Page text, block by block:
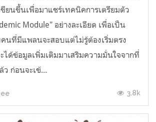
ขียนขึ้นเพื่อมาแชร์เทคนิคการเตรียมตัว
Module" อย่างละเอียด เพื่อเป็น
นที่มีแพลนจะสอบแต่ไม่รู้ต้องเริ่มตรง
ได้ข้อมูลเพิ่มเติมมาเสริมความมั่นใจจากที่
ว ก่อนจะเข้...
3.8k